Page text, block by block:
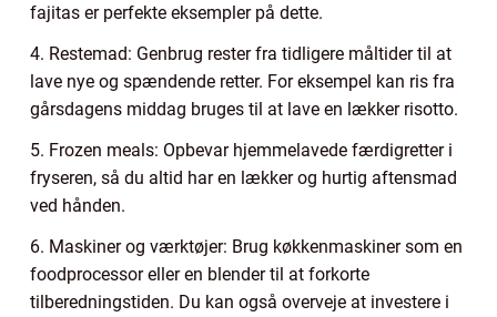
fajitas er perfekte eksempler på dette.
4. Restemad: Genbrug rester fra tidligere måltider til at
lave nye og spændende retter. For eksempel kan ris fra
gårsdagens middag bruges til at lave en lækker risotto.
5. Frozen meals: Opbevar hjemmelavede færdigretter i
fryseren, så du altid har en lækker og hurtig aftensmad
ved hånden.
6. Maskiner og værktøjer: Brug køkkenmaskiner som en
foodprocessor eller en blender til at forkorte
tilberedningstiden. Du kan også overveje at investere i